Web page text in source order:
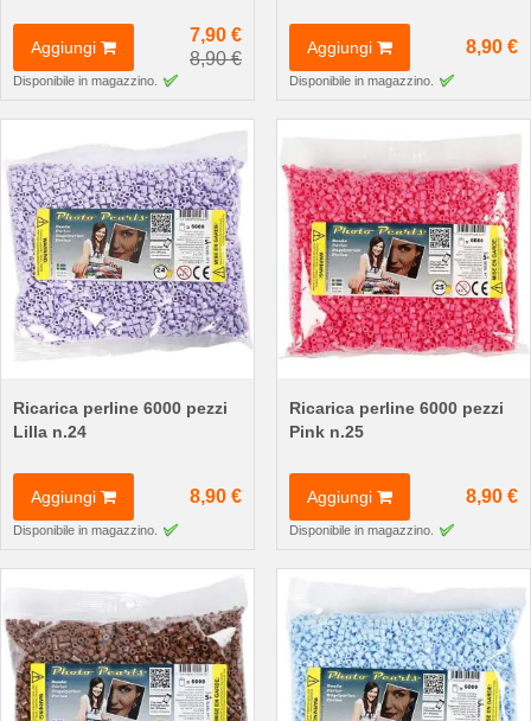
Aggiungi
7,90 €
8,90 €
Disponibile in magazzino.
Aggiungi 8,90 €
Disponibile in magazzino.
Ricarica perline 6000 pezzi
Lilla n.24
Aggiungi 8,90 €
Disponibile in magazzino.
Ricarica perline 6000 pezzi
Pink n.25
Aggiungi 8,90 €
Disponibile in magazzino.